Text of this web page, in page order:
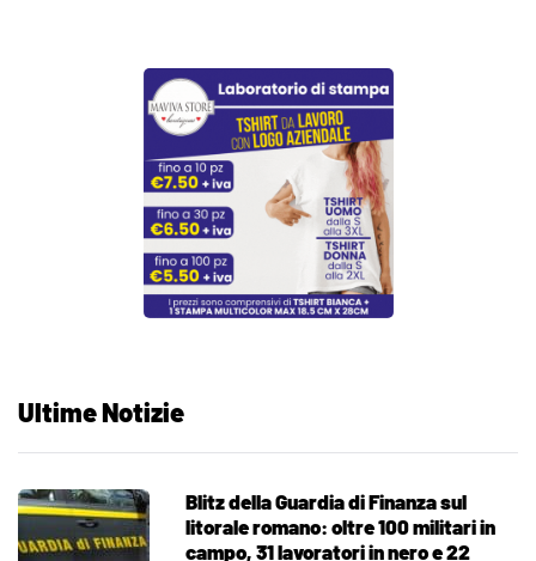
Ultime Notizie
Blitz della Guardia di Finanza sul
litorale romano: oltre 100 militari in
campo, 31 lavoratori in nero e 22